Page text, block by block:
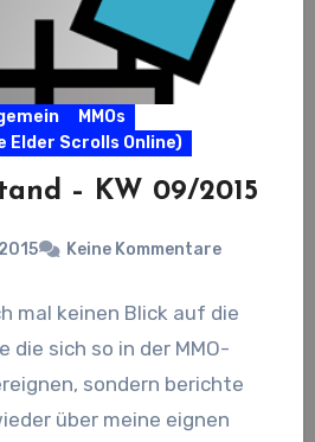
MMOs
Elder Scrolls Online)
– KW 09/2015
Keine Kommentare
mal keinen Blick auf die
die sich so in der MMO-
sondern berichte
über meine eignen